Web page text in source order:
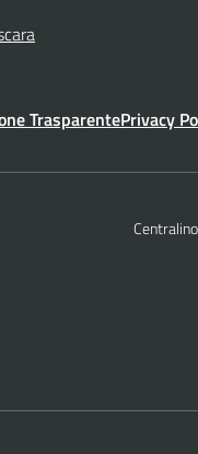
TrasparentePrivacy